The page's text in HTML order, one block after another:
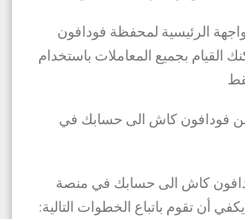
الرئيسية لمحفظة فودافون
القيام بجميع المعاملات باستخدام
من فودافون كاش الى حسابك في
كاش الى حسابك في منصة